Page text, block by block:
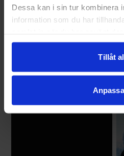
Dessa kan i sin tur kombinera
information som du har
Tillåt
Anpassa